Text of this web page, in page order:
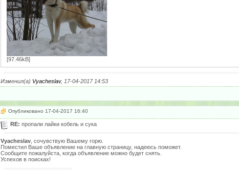
[97.46kB]
Изменил(а) Vyacheslav, 17-04-2017 14:53
Опубликовано 17-04-2017 16:40
RE: пропали лайки кобель и сука
Vyacheslav , сочувствую Вашему горю.
Поместил Ваше объявление на главную страницу, надеюсь поможет.
Сообщите пожалуйста, когда объявление можно будет снять.
Успехов в поисках!